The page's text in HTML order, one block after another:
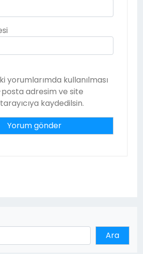
yorumlarımda kullanılması
posta adresim ve site
kaydedilsin.
Ara